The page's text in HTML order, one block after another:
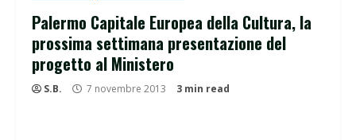
Palermo Capitale Europea della Cultura, la
prossima settimana presentazione del
progetto al Ministero
S.B. 7 novembre 2013 3 min read